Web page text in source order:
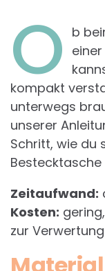
O b
kompakt
unterwegs
unserer
Schritt, wie du
Zeitaufwand:
Kosten:
zur